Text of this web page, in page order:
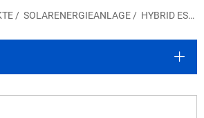
/ SOLARENERGIEANLAGE / HYBRID ESS SOLARANLAGE